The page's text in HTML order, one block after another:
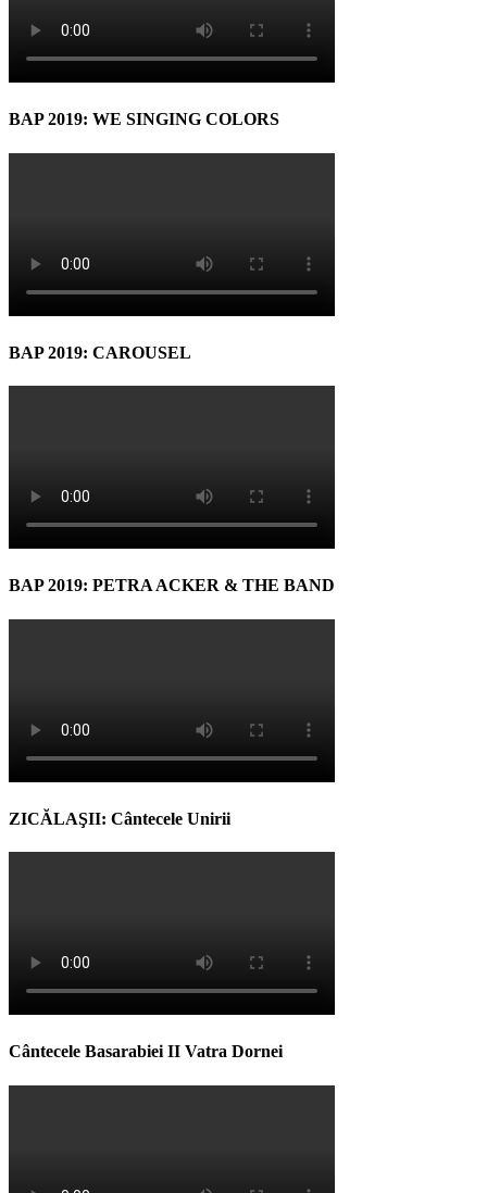
BAP 2019: WE SINGING COLORS
BAP 2019: CAROUSEL
BAP 2019: PETRA ACKER & THE BAND
ZICĂLAŞII: Cântecele Unirii
Cântecele Basarabiei II Vatra Dornei